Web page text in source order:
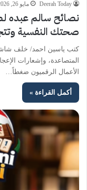
Deerah Today مايو 26, 2026
نصائح سالم عبده
صحتك النفسية
كتب ياسين احمد/ خلف
المتصاعدة، وإشعارات
الأعمال الرقميون ضغطاً…
أكمل القراءة »